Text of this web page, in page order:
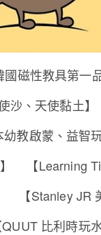
國磁性教具第一
沙、天使黏土】
幼教啟蒙、益智玩
【Learning
【Stanley JR
QUUT 比利時玩